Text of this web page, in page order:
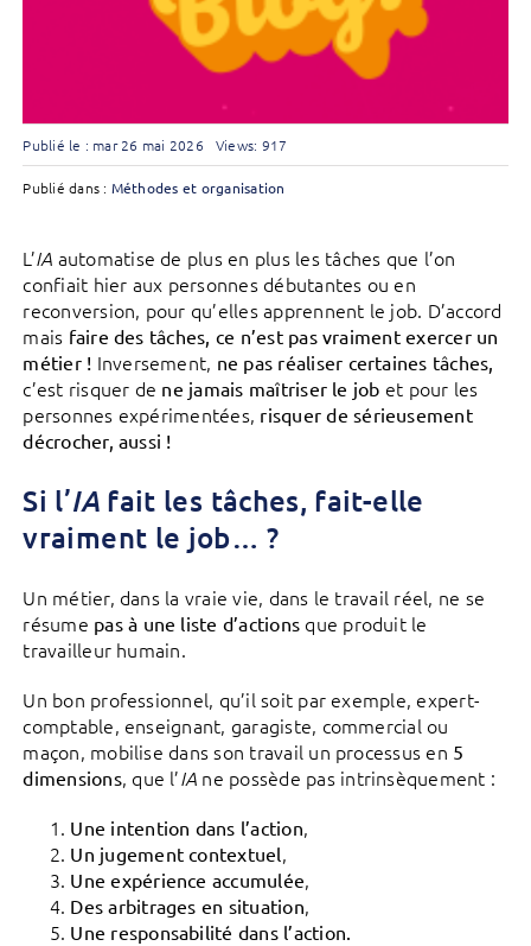
Publié le : mar 26 mai 2026 Views: 917
Publié dans : Méthodes et organisation
L’IA automatise de plus en plus les tâches que l’on
confiait hier aux personnes débutantes ou en
reconversion, pour qu’elles apprennent le job. D’accord
mais faire des tâches, ce n’est pas vraiment exercer un
métier ! Inversement, ne pas réaliser certaines tâches,
c’est risquer de ne jamais maîtriser le job et pour les
personnes expérimentées, risquer de sérieusement
décrocher, aussi !
Si l’IAfait les tâches, fait-elle
vraiment le job… ?
Un métier, dans la vraie vie, dans le travail réel, ne se
résume pas à une liste d’actions que produit le
travailleur humain.
Un bon professionnel, qu’il soit par exemple, expert-
comptable, enseignant, garagiste, commercial ou
maçon, mobilise dans son travail un processus en 5
dimensions, que l’IA ne possède pas intrinsèquement :
Une intention dans l’action,
Un jugement contextuel,
Une expérience accumulée,
Des arbitrages en situation,
Une responsabilité dans l’action.